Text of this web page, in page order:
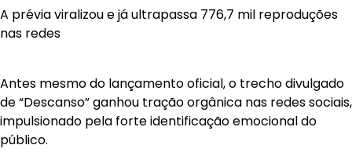
A prévia viralizou e já ultrapassa 776,7 mil reproduções
nas redes
Antes mesmo do lançamento oficial, o trecho divulgado
de “Descanso” ganhou tração orgânica nas redes sociais,
impulsionado pela forte identificação emocional do
público.